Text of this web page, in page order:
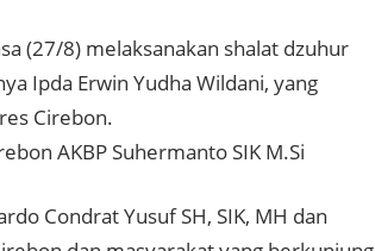
(27/8) melaksanakan shalat dzuhur
Ipda Erwin Yudha Wildani, yang
Cirebon.
AKBP Suhermanto SIK M.Si
Condrat Yusuf SH, SIK, MH dan